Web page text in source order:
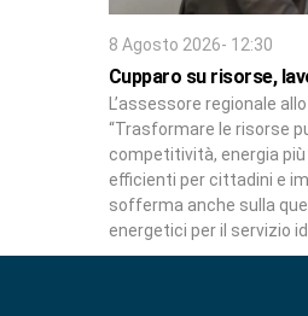
8 Agosto 2026- 12:30
Cupparo su risorse,
L’assessore regionale
“Trasformare le risorse
competitività, energia
efficienti per cittadini e
sofferma anche sulla
energetici per il servizio